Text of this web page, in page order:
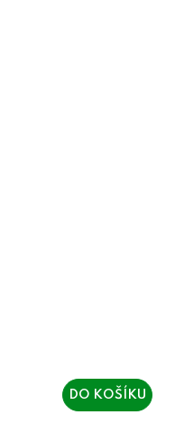
DO KOŠÍKU